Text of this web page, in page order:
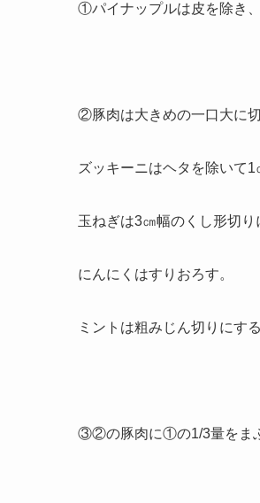
①パイナップルは皮を除き
②豚肉は大きめの一口大に切
ズッキーニはヘタを除いて
玉ねぎは3㎝幅のくし形切り
にんにくはすりおろす。
ミントは粗みじん切りにする
③②の豚肉に①の1/3量をま